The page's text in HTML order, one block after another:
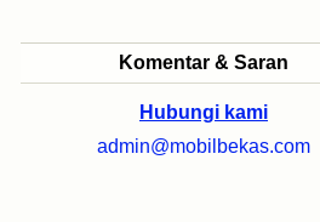
Komentar & Saran
Hubungi kami
admin@mobilbekas.com